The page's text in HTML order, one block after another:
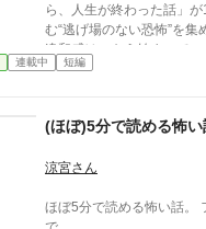
東のあちこちを歩きまわ
土地の古老の話に耳を傾
た。 失業後、ふと見つけ
奪われた。 「名付け得ぬ
六十年も前に無人になっ
人に出会う。一人目は気の
目は—— 深い山中でコウ
ら、人生が終わった話」
む“逃げ場のない恐怖”を集め
違和感は、もう始まっている。 帰り道、誰も
はずの部屋、何気ない会
詰められていく話。 そし
める短編ながら、 読み終
かしくない話。 ――あなたのすぐ隣でも。 洒落にな
連載中 短編
(ほぼ)5分で読める怖い
涼宮さん
ほぼ5分で読める怖い話。 フィクションから実話ま